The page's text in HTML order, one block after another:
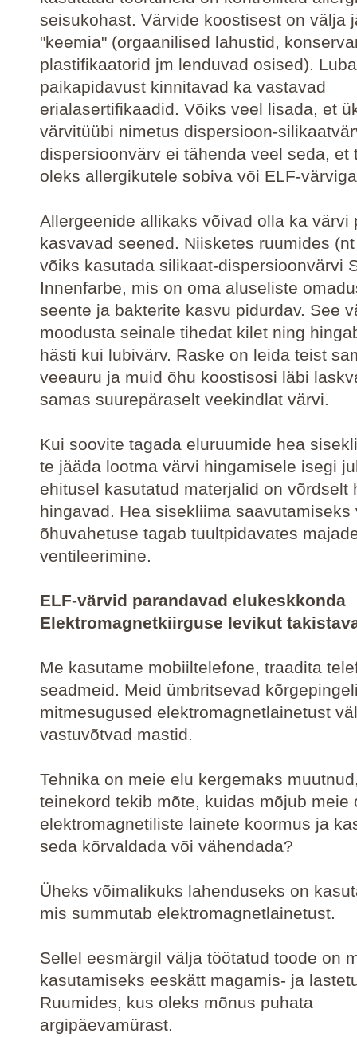
seisukohast. Värvide koostisest on välja
"keemia" (orgaanilised lahustid,
plastifikaatorid jm lenduvad osised).
paikapidavust kinnitavad ka vastavad
erialasertifikaadid. Võiks veel lisada, et
värvitüübi nimetus dispersioon-
dispersioonvärv ei tähenda veel seda, et
oleks allergikutele sobiva või ELF-
Allergeenide allikaks võivad olla ka värvi
kasvavad seened. Niisketes ruumides
võiks kasutada silikaat-dispersioonvärvi
Innenfarbe, mis on oma aluseliste
seente ja bakterite kasvu pidurdav. See
moodusta seinale tihedat kilet ning
hästi kui lubivärv. Raske on leida teist
veeauru ja muid õhu koostisosi läbi
samas suurepäraselt veekindlat värvi.
Kui soovite tagada eluruumide hea
te jääda lootma värvi hingamisele isegi
ehitusel kasutatud materjalid on võrdselt
hingavad. Hea sisekliima saavutamiseks
õhuvahetuse tagab tuultpidavates
ventileerimine.
ELF-värvid parandavad elukeskkonda
Elektromagnetkiirguse levikut
Me kasutame mobiiltelefone, traadita
seadmeid. Meid ümbritsevad
mitmesugused elektromagnetlainetust
vastuvõtvad mastid.
Tehnika on meie elu kergemaks
teinekord tekib mõte, kuidas mõjub meie
elektromagnetiliste lainete koormus ja
seda kõrvaldada või vähendada?
Üheks võimalikuks lahenduseks on
mis summutab elektromagnetlainetust.
Sellel eesmärgil välja töötatud toode on
kasutamiseks eeskätt magamis- ja
Ruumides, kus oleks mõnus puhata
argipäevamürast.